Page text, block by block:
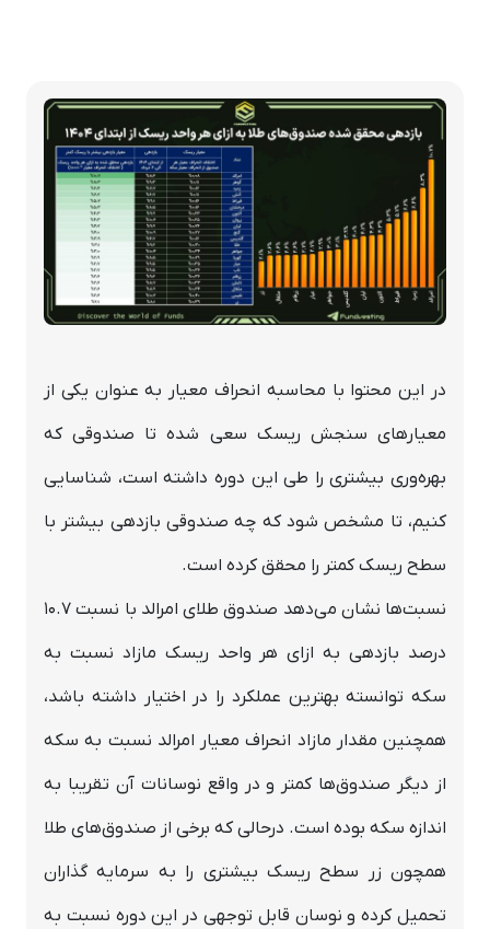
در این محتوا با محاسبه انحراف معیار به عنوان یکی از
معیارهای سنجش ریسک سعی شده تا صندوقی که
بهره‌وری بیشتری را طی این دوره داشته است، شناسایی
کنیم، تا مشخص شود که چه صندوقی بازدهی بیشتر با
سطح ریسک کمتر را محقق کرده است.
نسبت‌ها نشان می‌دهد صندوق طلای امرالد با نسبت 10.7
درصد بازدهی به ازای هر واحد ریسک مازاد نسبت به
سکه توانسته بهترین عملکرد را در اختیار داشته باشد،
همچنین مقدار مازاد انحراف معیار امرالد نسبت به سکه
از دیگر صندوق‌ها کمتر و در واقع نوسانات آن تقریبا به
اندازه سکه بوده است. درحالی که برخی از صندوق‌های طلا
همچون زر سطح ریسک بیشتری را به سرمایه گذاران
تحمیل کرده و نوسان قابل توجهی در این دوره نسبت به